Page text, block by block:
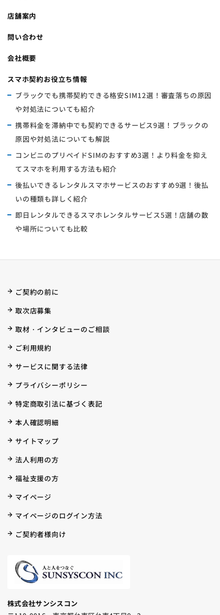
店舗案内
問い合わせ
会社概要
スマホ契約お役立ち情報
ブラックでも携帯契約できる格安SIM12選！審査落ちの原因
や対処法についても紹介
携帯料金を滞納中でも契約できるサービス9選！ブラックの
原因や対処法についても解説
コンビニのプリペイドSIMのおすすめ3選！より料金を抑え
てスマホを利用する方法も紹介
後払いできるレンタルスマホサービスのおすすめ9選！後払
いの種類も詳しく紹介
即日レンタルできるスマホレンタルサービス5選！店舗の数
や場所についても比較
株式会社サンシスコン
ご契約の前に
取次店募集
取材・インタビューのご相談
ご利用規約
サービスに関する法律
プライバシーポリシー
特定商取引法に基づく表記
本人確認明細
サイトマップ
法人利用の方
福祉支援の方
マイページ
マイページのログイン方法
ご契約者様向け